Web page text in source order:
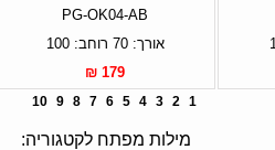
PG-OK04-AB
אורך: 70 רוחב: 100
179 ₪
1
2
3
4
5
6
7
8
9
10
מילות מפתח לקטגוריה: